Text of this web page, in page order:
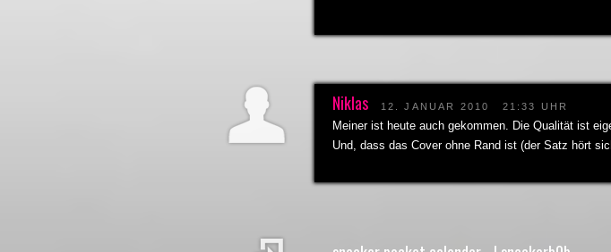
Niklas 12. JANUAR 2010 21:33 UHR
Meiner ist heute auch gekommen. Die Qualität ist
Und, dass das Cover ohne Rand ist (der Satz hört